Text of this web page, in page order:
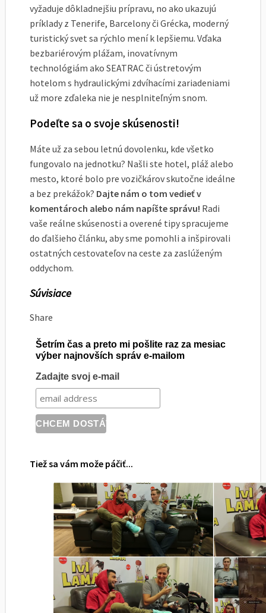
vyžaduje dôkladnejšiu prípravu, no ako ukazujú
príklady z Tenerife, Barcelony či Grécka, moderný
turistický svet sa rýchlo mení k lepšiemu. Vďaka
bezbariérovým plážam, inovatívnym
technológiám ako SEATRAC či ústretovým
hotelom s hydraulickými zdvíhacími zariadeniami
už more zďaleka nie je nesplniteľným snom.
Podeľte sa o svoje skúsenosti!
Máte už za sebou letnú dovolenku, kde všetko
fungovalo na jednotku? Našli ste hotel, pláž alebo
mesto, ktoré bolo pre vozičkárov skutočne ideálne
a bez prekážok? Dajte nám o tom vedieť v
komentároch alebo nám napíšte správu! Radi
vaše reálne skúsenosti a overené tipy spracujeme
do ďalšieho článku, aby sme pomohli a inšpirovali
ostatných cestovateľov na ceste za zaslúženým
oddychom.
Súvisiace
Share
Šetrím čas a preto mi pošlite raz za mesiac
výber najnovších správ e-mailom
Zadajte svoj e-mail
Tiež sa vám može páčiť...